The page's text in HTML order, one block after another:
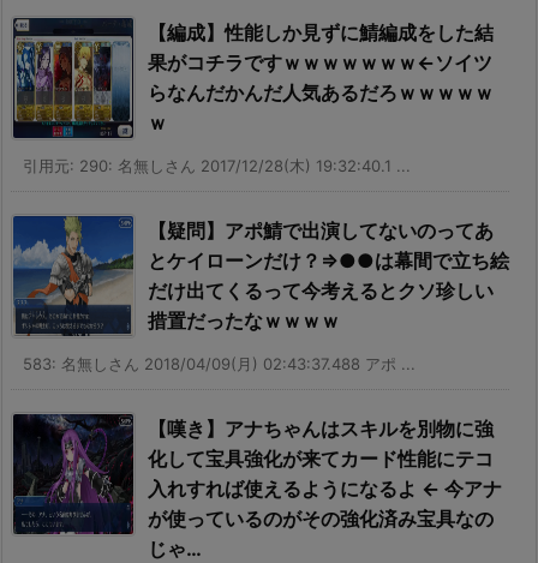
【編成】性能しか見ずに鯖編成をした結
果がコチラですｗｗｗｗｗｗｗ←ソイツ
らなんだかんだ人気あるだろｗｗｗｗｗ
ｗ
引用元: 290: 名無しさん 2017/12/28(木) 19:32:40.1 ...
【疑問】アポ鯖で出演してないのってあ
とケイローンだけ？⇒●●は幕間で立ち絵
だけ出てくるって今考えるとクソ珍しい
措置だったなｗｗｗｗ
583: 名無しさん 2018/04/09(月) 02:43:37.488 アポ ...
【嘆き】アナちゃんはスキルを別物に強
化して宝具強化が来てカード性能にテコ
入れすれば使えるようになるよ ← 今アナ
が使っているのがその強化済み宝具なの
じゃ…